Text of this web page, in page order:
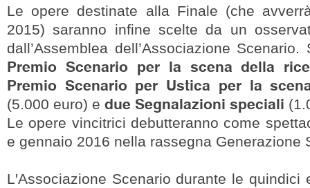
Le opere destinate alla Finale (che
2015) saranno infine scelte da un
dall’Assemblea dell’Associazione
Premio Scenario per la scena della
Premio Scenario per Ustica per la
(5.000 euro) e due Segnalazioni speciali
Le opere vincitrici debutteranno come
e gennaio 2016 nella rassegna Generazione
L'Associazione Scenario durante le quindici